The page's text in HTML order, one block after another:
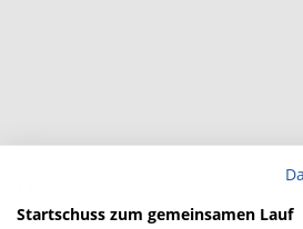
Startschuss zum gemeinsamen Lauf